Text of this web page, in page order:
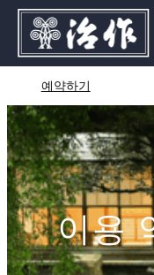
츠
로
가
기
예약하기
이용